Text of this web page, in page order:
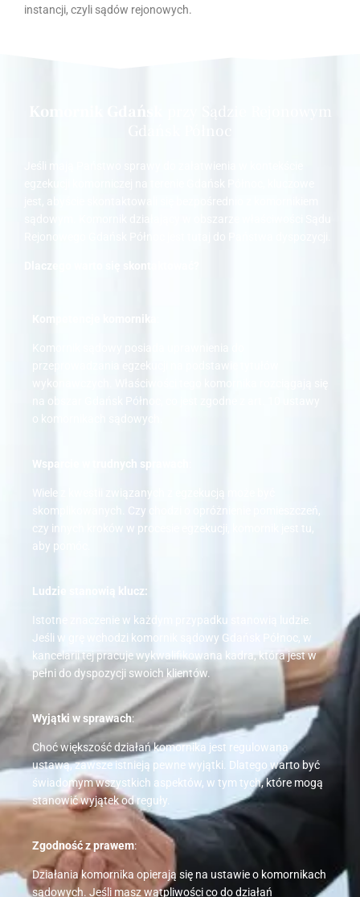
instancji, czyli sądów rejonowych.
Komornik Gdańsk
Komornik sądowy posiada uprawnienia do
przeprowadzania egzekucji na podstawie tytułów
wykonawczych. Właściwości tego komornika rozciągają się
na obszar Gdańsk Północ, co jest zgodne z art. 10 ustawy
o komornikach sądowych.
Wsparcie w trudnych sprawach
Wiele z kwestii związanych z egzekucją może być
skomplikowanych. Czy chodzi o opróżnienie pomieszczeń,
czy innych kroków w procesie egzekucji, komornik jest tu,
aby pomóc.
Ludzie stanowią klucz:
Istotne znaczenie w każdym przypadku stanowią ludzie.
Jeśli w grę wchodzi komornik sądowy Gdańsk Północ, w
kancelarii tej pracuje wykwalifikowana kadra, która jest w
pełni do dyspozycji swoich klientów.
Wyjątki w sprawach:
Choć większość działań komornika jest regulowana
ustawą, zawsze istnieją pewne wyjątki. Dlatego warto być
świadomym wszystkich aspektów, w tym tych, które mogą
stanowić wyjątek od reguły.
Zgodność z prawem:
Działania komornika opierają się na ustawie o komornikach
sądowych. Jeśli masz wątpliwości co do działań